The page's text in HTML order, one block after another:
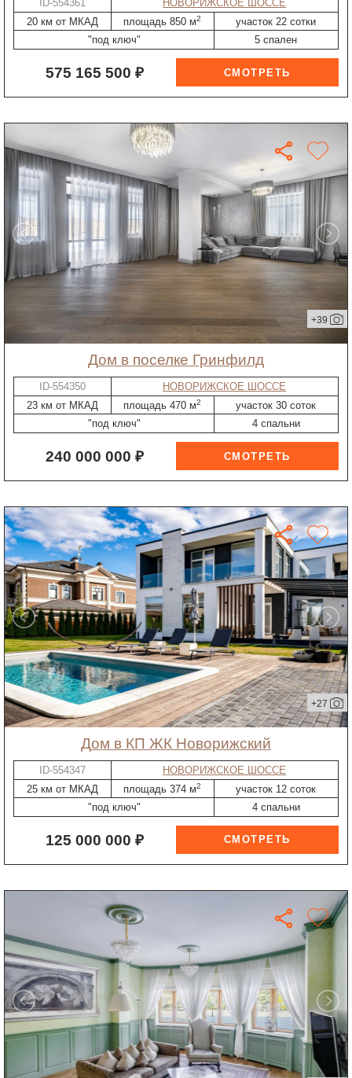
ID-554361
НОВОРИЖСКОЕ ШОССЕ
20 км от МКАД
площадь 850 м2
участок 22 сотки
"под ключ"
5 спален
575 165 500 ₽
+39
дом в поселке Гринфилд
ID-554350
НОВОРИЖСКОЕ ШОССЕ
23 км от МКАД
площадь 470 м2
участок 30 соток
"под ключ"
4 спальни
240 000 000 ₽
+27
дом в КП ЖК Новорижский
ID-554347
НОВОРИЖСКОЕ ШОССЕ
25 км от МКАД
площадь 374 м2
участок 12 соток
"под ключ"
4 спальни
125 000 000 ₽